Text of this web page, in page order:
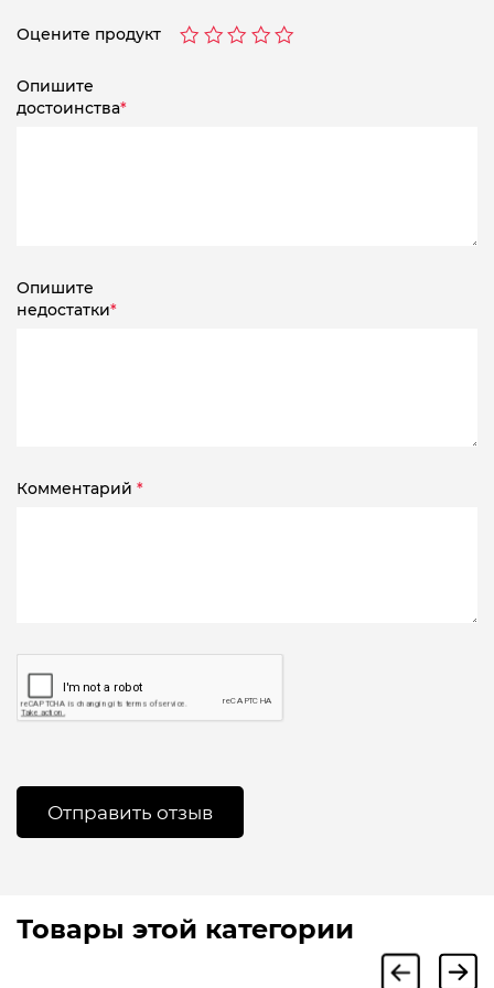
Оцените продукт
Опишите
достоинства*
Опишите
недостатки*
Комментарий *
Товары этой категории